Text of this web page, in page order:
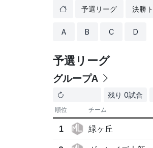
予選リーグ 決勝
A B C D
予選リーグ
グループA
残り 0試合
順位 チーム
1 緑ヶ丘